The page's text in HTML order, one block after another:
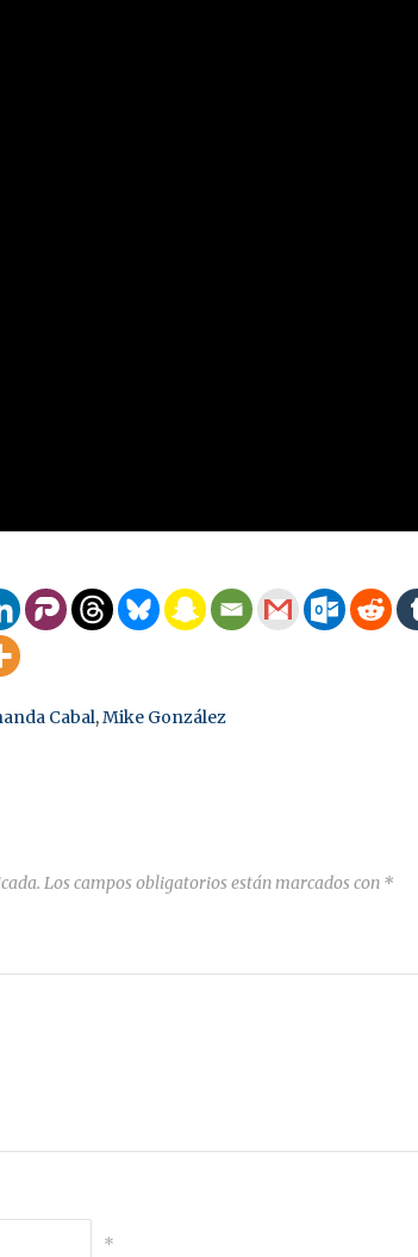
Cabal,Mike González
Los campos obligatorios están marcados con *
*